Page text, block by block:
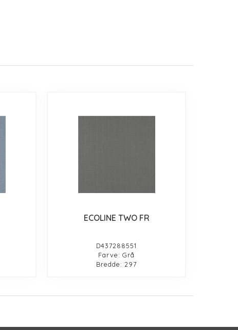
ECOLINE TWO FR
D437288551
Farve: Grå
Bredde: 297